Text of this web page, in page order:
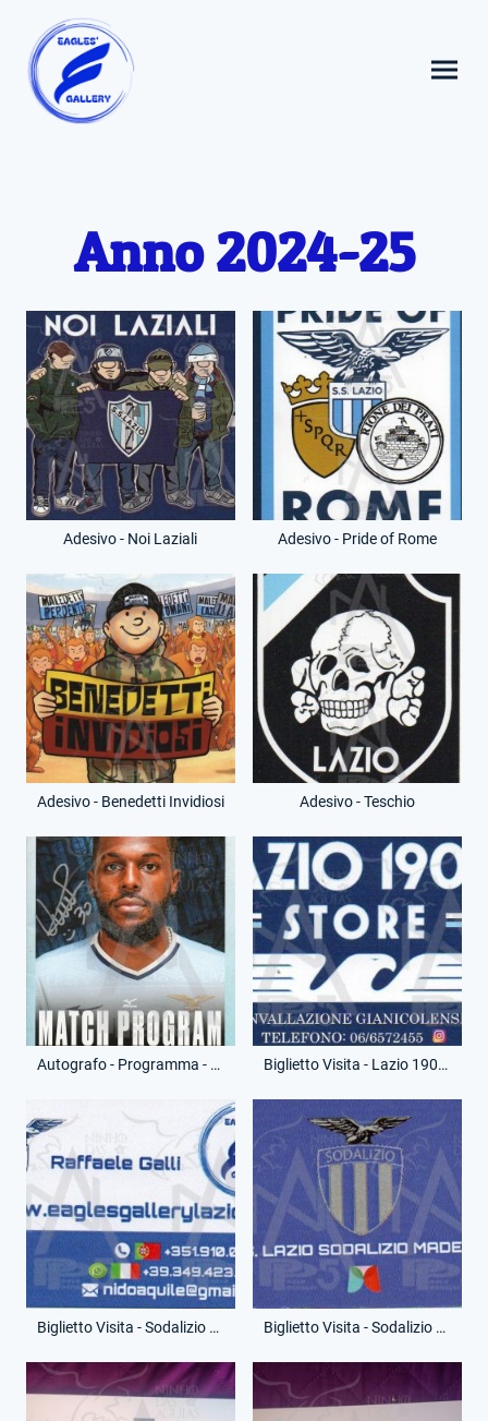
Anno 2024-25
Adesivo - Noi Laziali Adesivo - Pride of Rome
Adesivo - Benedetti Invidiosi Adesivo - Teschio
Autografo - Programma - Nuno Tavares Biglietto Visita - Lazio 1900 Store - Circovallazione Gianicolense
Biglietto Visita - Sodalizio Madeira - Raffaele Galli - (Fronte) Biglietto Visita - Sodalizio Madeira - Raffaele Galli - (Retro)